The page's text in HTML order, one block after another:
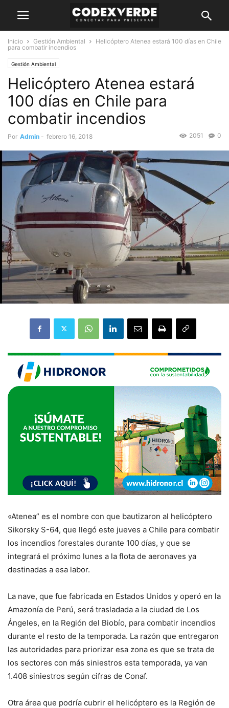
Inicio Gestión Ambiental
Helicóptero Atenea estará 100 días en Chile
para combatir incendios
Gestión Ambiental
Helicóptero Atenea estará
100 días en Chile para
combatir incendios
Por Admin - febrero 16, 2018 0
2051
«Atenea” es el nombre con que bautizaron al helicóptero
Sikorsky S-64, que llegó este jueves a Chile para combatir
los incendios forestales durante 100 días, y que se
integrará el próximo lunes a la flota de aeronaves ya
destinadas a esa labor.
La nave, que fue fabricada en Estados Unidos y operó en la
Amazonía de Perú, será trasladada a la ciudad de Los
Ángeles, en la Región del Biobío, para combatir incendios
durante el resto de la temporada. La razón que entregaron
las autoridades para priorizar esa zona es que se trata de
los sectores con más siniestros esta temporada, ya van
1.408 siniestros según cifras de Conaf.
Otra área que podría cubrir el helicóptero es la Región de